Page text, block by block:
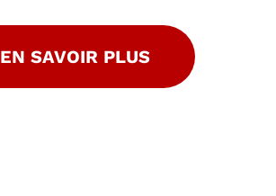
EN SAVOIR PLUS